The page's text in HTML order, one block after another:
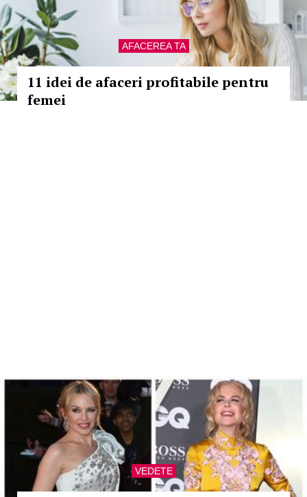
AFACEREA TA
11 idei de afaceri profitabile pentru
femei
VEDETE